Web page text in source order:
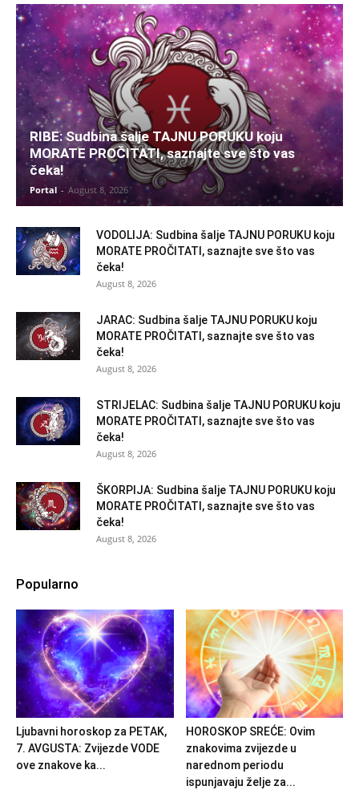
RIBE: Sudbina šalje TAJNU PORUKU koju
MORATE PROČITATI, saznajte sve što vas
čeka!
Portal - August 8, 2026
VODOLIJA: Sudbina šalje TAJNU PORUKU koju
MORATE PROČITATI, saznajte sve što vas
čeka!
August 8, 2026
JARAC: Sudbina šalje TAJNU PORUKU koju
MORATE PROČITATI, saznajte sve što vas
čeka!
August 8, 2026
STRIJELAC: Sudbina šalje TAJNU PORUKU koju
MORATE PROČITATI, saznajte sve što vas
čeka!
August 8, 2026
ŠKORPIJA: Sudbina šalje TAJNU PORUKU koju
MORATE PROČITATI, saznajte sve što vas
čeka!
August 8, 2026
Popularno
Ljubavni horoskop za PETAK,
7. AVGUSTA: Zvijezde VODE
ove znakove ka...
HOROSKOP SREĆE: Ovim
znakovima zvijezde u
narednom periodu
ispunjavaju želje za...